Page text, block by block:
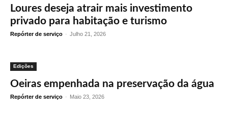
Loures deseja atrair mais investimento
privado para habitação e turismo
Repórter de serviço - Julho 21, 2026
Edições
Oeiras empenhada na preservação da água
Repórter de serviço - Maio 23, 2026